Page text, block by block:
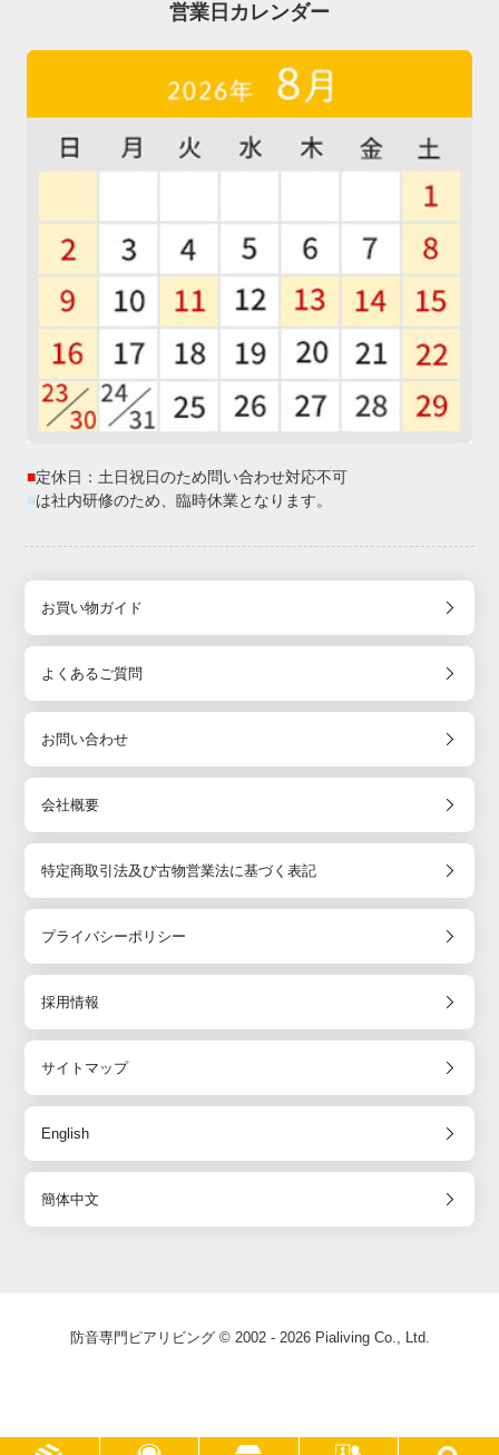
営業日カレンダー
■定休日：土日祝日のため問い合わせ対応不可
■は社内研修のため、臨時休業となります。
お買い物ガイド
よくあるご質問
お問い合わせ
会社概要
特定商取引法及び古物営業法に基づく表記
プライバシーポリシー
採用情報
サイトマップ
English
簡体中文
防音専門ピアリビング © 2002 - 2026 Pialiving Co., Ltd.